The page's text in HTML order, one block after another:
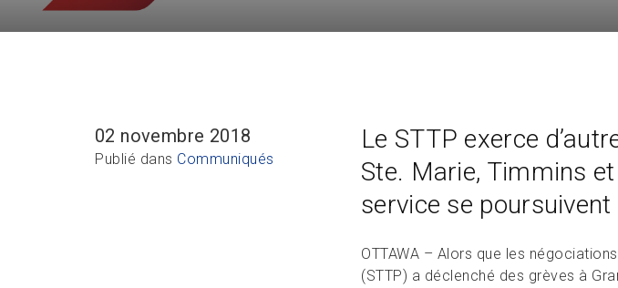
02 novembre 2018
Publié dans Communiqués
Le STTP exerce
Ste. Marie, Timmins
service se poursuivent
OTTAWA – Alors que les
(STTP) a déclenché des grèves à